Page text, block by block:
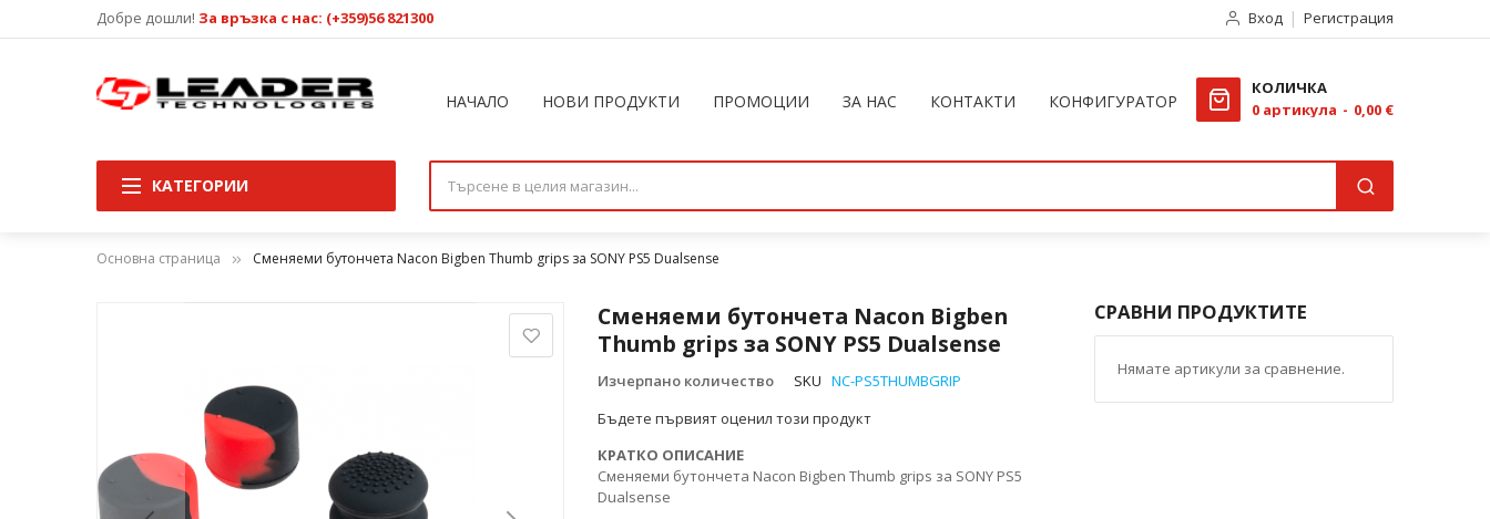
Добре дошли! За връзка с нас: (+359)56 821300 Вход Регистрация
НАЧАЛО НОВИ ПРОДУКТИ ПРОМОЦИИ ЗА НАС КОНТАКТИ КОНФИГУРАТОР
КОЛИЧКА
0 артикула 0,00 €
КАТЕГОРИИ
Основна страница Сменяеми бутончета Nacon Bigben Thumb grips за SONY PS5 Dualsense
Сменяеми бутончета Nacon Bigben
Thumb grips за SONY PS5 Dualsense
Изчерпано количество SKU NC-PS5THUMBGRIP
Бъдете първият оценил този продукт
КРАТКО ОПИСАНИЕ
Сменяеми бутончета Nacon Bigben Thumb grips за SONY PS5
Dualsense
изображенията
СРАВНИ ПРОДУКТИТЕ
Нямате артикули за сравнение.